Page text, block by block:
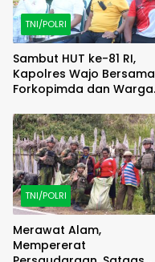
TNI/POLRI
Sambut HUT ke-81 RI,
Kapolres Wajo Bersama
Forkopimda dan Warga
Karung
TNI/POLRI
Merawat Alam,
Mempererat